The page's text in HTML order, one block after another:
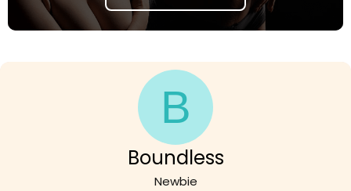
B
Boundless
Newbie